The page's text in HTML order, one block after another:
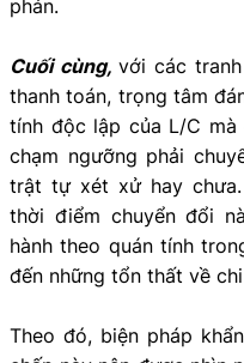
phán.
Cuối cùng, với các
thanh toán, trọng tâm
tính độc lập của L/C
chạm ngưỡng phải
trật tự xét xử hay
thời điểm chuyển đổi
hành theo quán tính
đến những tổn thất về
Theo đó, biện pháp